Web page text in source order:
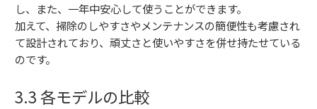
し、また、一年中安心して使うことができます。
加えて、掃除のしやすさやメンテナンスの簡便性も考慮され
て設計されており、頑丈さと使いやすさを併せ持たせている
のです。
3.3 各モデルの比較